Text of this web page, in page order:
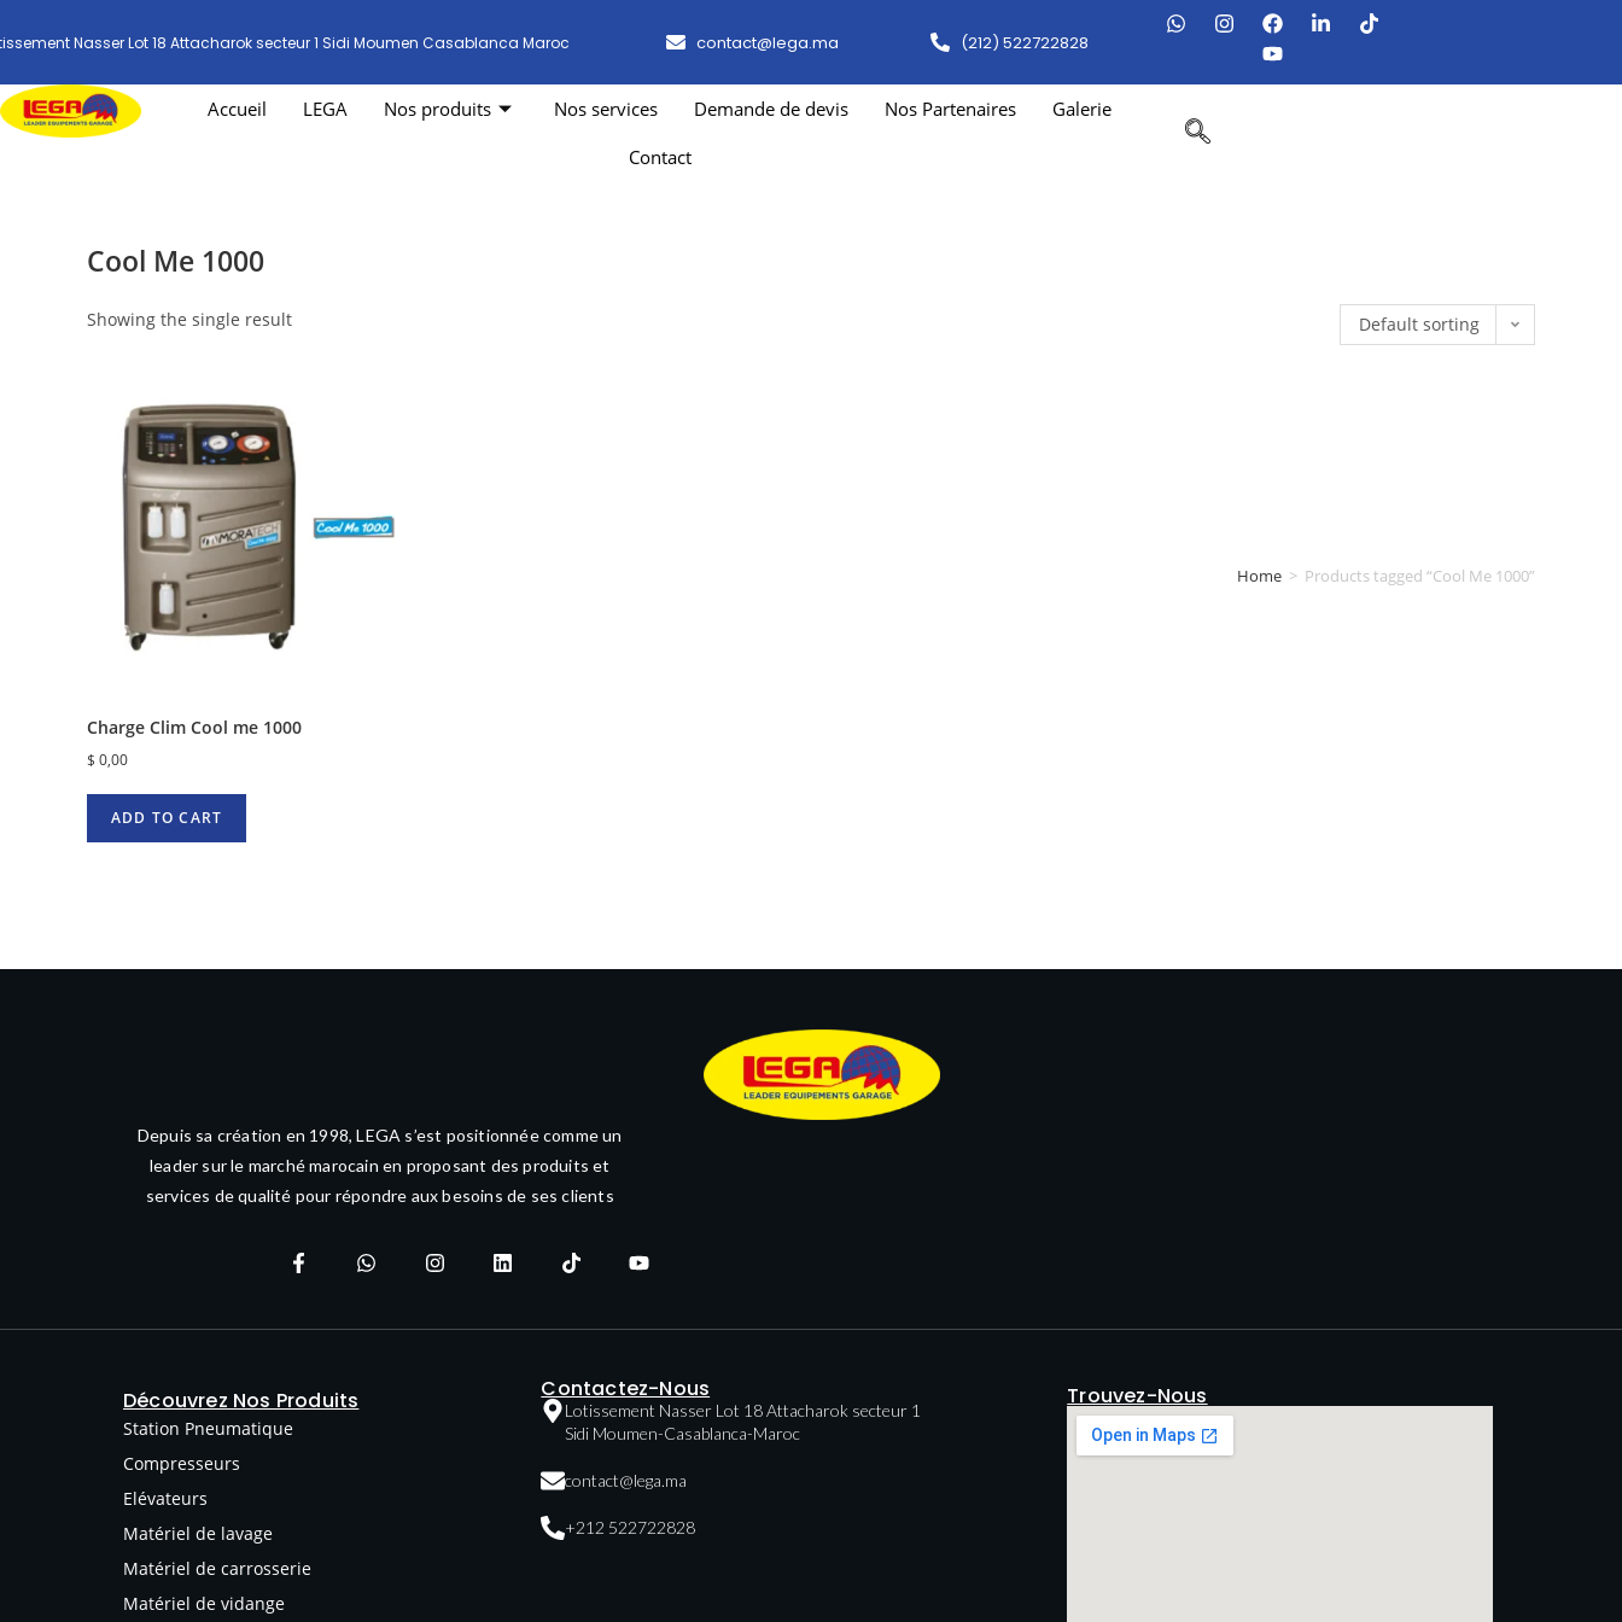
Nasser Lot 18 Attacharok secteur 1 Sidi Moumen Casablanca Maroc contact@lega.ma (212) 522722828
Accueil LEGA Nos produits Nos services Demande de devis Nos Partenaires
Galerie
Contact
Home > Products tagged “Cool Me 1000”
Cool Me 1000
Showing the single result Default sorting
Charge Clim Cool me 1000
$ 0,00
ADD TO CART
Depuis sa création en 1998, LEGA s’est positionnée comme un
leader sur le marché marocain en proposant des produits et
services de qualité pour répondre aux besoins de ses clients
Découvrez Nos Produits
Station Pneumatique
Compresseurs
Elévateurs
Matériel de lavage
Matériel de carrosserie
Matériel de vidange
Contactez-Nous
Lotissement Nasser Lot 18 Attacharok secteur 1
Sidi Moumen-Casablanca-Maroc
contact@lega.ma
+212 522722828
Trouvez-Nous